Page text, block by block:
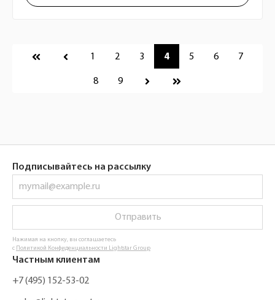
Пагинация 1 2 3 4 5 6 7
8 9
Подписывайтесь на рассылку
Отправить
Нажимая на кнопку, вы соглашаетесь
с Политикой Конфиденциальности Lightstar Group
Частным клиентам
+7 (495) 152-53-02